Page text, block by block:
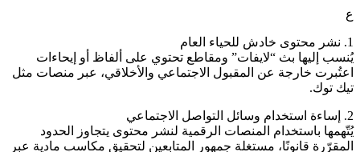
ع
1. نشر محتوى خادش للحياء العام
يُنسب إليها بث “لايفات” ومقاطع تحتوي على ألفاظ أو إيحاءات
اعتُبرت خارجة عن المقبول الاجتماعي والأخلاقي، عبر منصات مثل
تيك توك.
2. إساءة استخدام وسائل التواصل الاجتماعي
يُتّهمها باستخدام المنصات الرقمية لنشر محتوى يتجاوز الحدود
المقرّرة قانونًا، مستغلة جمهور المتابعين لتحقيق مكاسب مادية عبر